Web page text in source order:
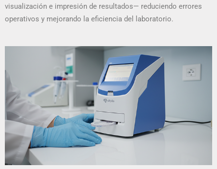
visualización e impresión de resultados— reduciendo errores
operativos y mejorando la eficiencia del laboratorio.